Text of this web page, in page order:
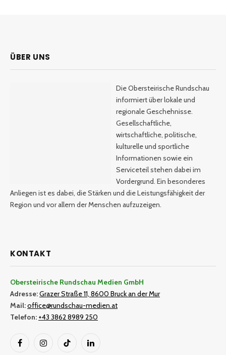
ÜBER UNS
Die Obersteirische Rundschau
informiert über lokale und
regionale Geschehnisse.
Gesellschaftliche,
wirtschaftliche, politische,
kulturelle und sportliche
Informationen sowie ein
Serviceteil stehen dabei im
Vordergrund. Ein besonderes
Anliegen ist es dabei, die Stärken und die Leistungsfähigkeit der
Region und vor allem der Menschen aufzuzeigen.
KONTAKT
Obersteirische Rundschau Medien GmbH
Adresse:Grazer Straße 11, 8600 Bruck an der Mur
Mail:office@rundschau-medien.at
Telefon: +43 3862 8989 250
FacebookInstagramTikTok LinkedIn